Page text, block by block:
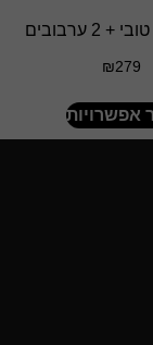
₪279
אפשרויות